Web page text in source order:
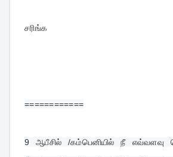
சரிங்க
============
9 ஆபீசில் /கம்பெனியில் நீ எவ்வளவு